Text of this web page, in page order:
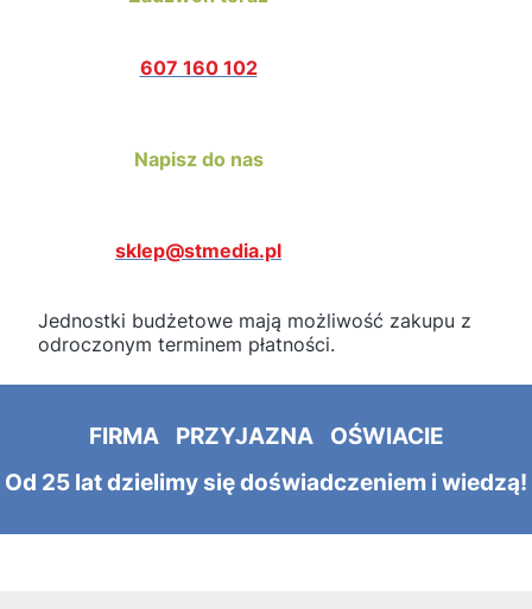
607 160 102
Napisz do nas
sklep@stmedia.pl
Jednostki budżetowe mają możliwość zakupu z
odroczonym terminem płatności.
FIRMA PRZYJAZNA OŚWIACIE
Od 25 lat dzielimy się doświadczeniem i wiedzą!